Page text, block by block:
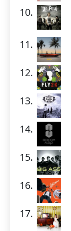
10.
11.
12.
13.
14.
15.
16.
17.